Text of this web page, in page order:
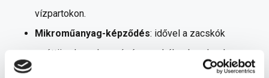
vízpartokon.
Mikroműanyag-képződés: idővel a zacskók
széttöredeznek, apró részecskékre bomlanak,